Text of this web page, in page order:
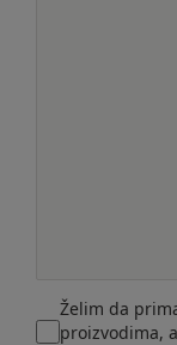
Želim da
proizvodima,